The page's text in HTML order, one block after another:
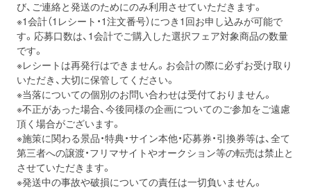
び、ご連絡と発送のためにのみ利用させていただきます。
※1会計（1レシート・1注文番号）につき1回お申し込みが可能で
す。応募口数は、1会計でご購入した選択フェア対象商品の数量
です。
※レシートは再発行はできません。お会計の際に必ずお受け取り
いただき、大切に保管してください。
※当落についての個別のお問い合わせは受付ておりません。
※不正があった場合、今後同様の企画についてのご参加をご遠慮
頂く場合がございます。
※施策に関わる景品・特典・サイン本他・応募券・引換券等は、全て
第三者への譲渡・フリマサイトやオークション等の転売は禁止と
させていただきます。
※発送中の事故や破損についての責任は一切負いません。